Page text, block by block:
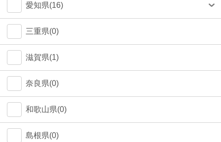
北区(0)
中野区(0)
江東区(0)
愛知県(16)
名古屋市(14)
三重県(0)
滋賀県(1)
奈良県(0)
和歌山県(0)
島根県(0)